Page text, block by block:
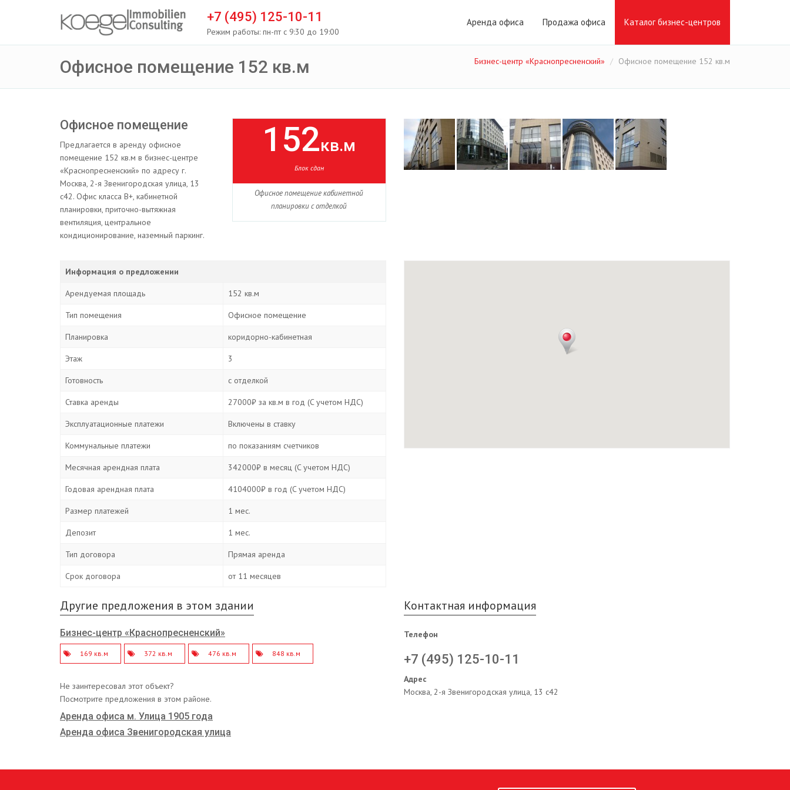
+7 (495) 125-10-11
Режим работы: пн-пт с 9:30 до 19:00
Аренда офиса Продажа офиса Каталог бизнес-центров
Офисное помещение 152 кв.м Бизнес-центр «Краснопресненский» Офисное помещение 152 кв.м
Офисное помещение
Предлагается в аренду офисное
помещение 152 кв.м в бизнес-центре
«Краснопресненский» по адресу г.
Москва, 2-я Звенигородская улица, 13
с42. Офис класса B+, кабинетной
планировки, приточно-вытяжная
вентиляция, центральное
кондиционирование, наземный паркинг.
152кв.м
Блок сдан
Офисное помещение кабинетной
планировки с отделкой
Информация о предложении
Арендуемая площадь 152 кв.м
Тип помещения Офисное помещение
Планировка коридорно-кабинетная
Этаж 3
Готовность с отделкой
Ставка аренды 27000₽ за кв.м в год (C учетом НДС)
Эксплуатационные платежи Включены в ставку
Коммунальные платежи по показаниям счетчиков
Месячная арендная плата 342000₽ в месяц (C учетом НДС)
Годовая арендная плата 4104000₽ в год (C учетом НДС)
Размер платежей 1 мес.
Депозит 1 мес.
Тип договора Прямая аренда
Срок договора от 11 месяцев
Другие предложения в этом здании
Бизнес-центр «Краснопресненский»
169 кв.м 372 кв.м 476 кв.м 848 кв.м
Не заинтересовал этот объект?
Посмотрите предложения в этом районе.
Аренда офиса м. Улица 1905 года
Аренда офиса Звенигородская улица
Контактная информация
Телефон
+7 (495) 125-10-11
Адрес
Москва, 2-я Звенигородская улица, 13 с42